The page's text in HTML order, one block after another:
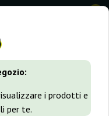
i prodotti e
per te.
0
Haze Auto